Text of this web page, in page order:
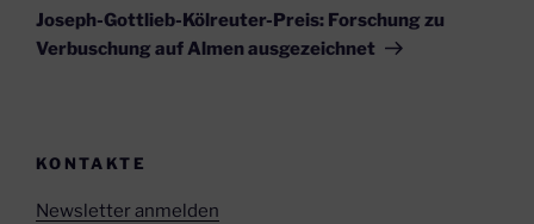
Beitrag
Joseph-Gottlieb-Kölreuter-Preis: Forschung zu
Verbuschung auf Almen ausgezeichnet
KONTAKTE
Newsletter anmelden